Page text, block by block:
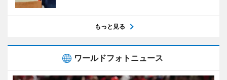
もっと見る
ワールドフォトニュース